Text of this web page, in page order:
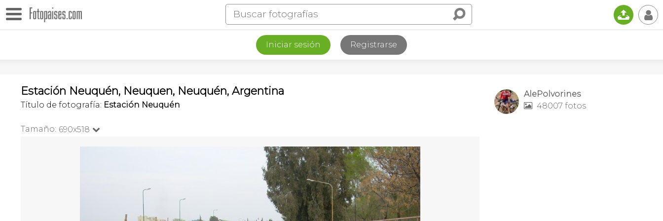
📤 👤
Iniciar sesión Registrarse
Estación Neuquén, Neuquen, Neuquén, Argentina
Título de fotografía: Estación Neuquén
Tamaño: 690x518 
AlePolvorines
 48007 fotos